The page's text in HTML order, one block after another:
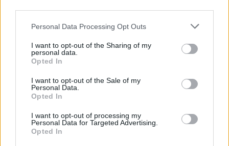
Personal Data Processing Opt Outs
I want to opt-out of the Sharing of my
personal data.
Opted In
I want to opt-out of the Sale of my
Personal Data.
Opted In
I want to opt-out of processing my
Personal Data for Targeted Advertising.
Opted In
do IP8/EN260 entre Vila Nova de São Bento e Ficalho
A Infraestruturas de Portugal (IP) abriu um concurso público para
contratar o projeto de...
5 Agosto, 2026 - 18:32